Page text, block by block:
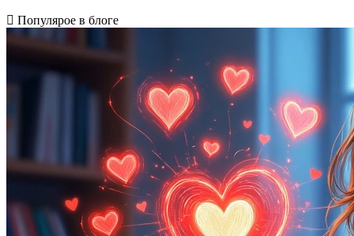
Популярое в блоге